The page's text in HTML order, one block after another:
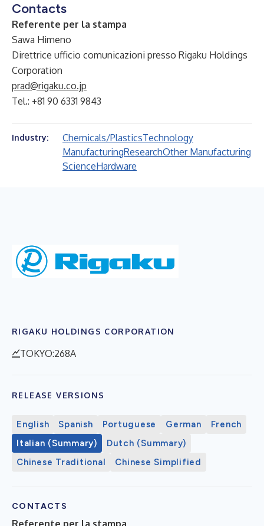
Contacts
Referente per la stampa
Sawa Himeno
Direttrice ufficio comunicazioni presso Rigaku Holdings
Corporation
prad@rigaku.co.jp
Tel.: +81 90 6331 9843
Industry: Chemicals/PlasticsTechnology
ManufacturingResearchOther Manufacturing
ScienceHardware
RIGAKU HOLDINGS CORPORATION
TOKYO:268A
RELEASE VERSIONS
English Spanish Portuguese German
French
Italian (Summary)
Dutch (Summary)
Chinese Traditional
Chinese Simplified
CONTACTS
Referente per la stampa